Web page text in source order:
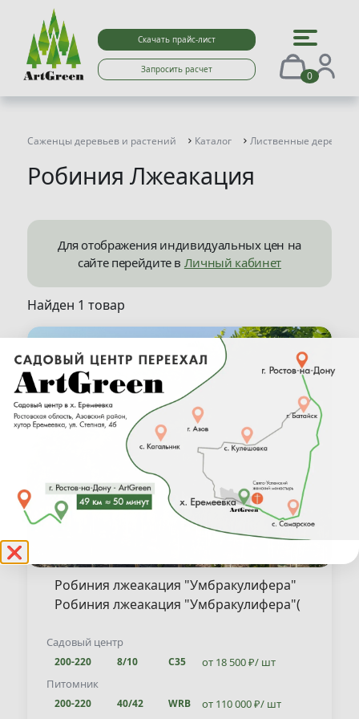
❌
Скачать прайс-лист
Запросить расчет 0
Саженцы деревьев и растений Каталог Лиственные деревья
Робиния Лжеакация
Для отображения индивидуальных цен на
сайте перейдите в Личный кабинет
Найден 1 товар
Робиния лжеакация "Умбракулифера"
Робиния лжеакация "Умбракулифера"(
Садовый центр
200-220 8/10 С35
от 18 500 ₽/ шт
Питомник
200-220 40/42 WRB от 110 000 ₽/ шт